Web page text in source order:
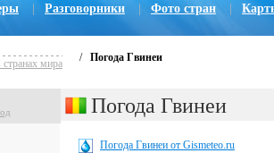
Разговорники Фото стран
странах мира
/ Погода Гвинеи
Погода Гвинеи
Погода Гвинеи от Gismeteo.ru